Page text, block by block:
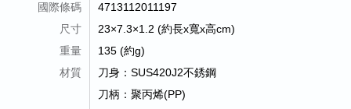
國際條碼
4713112011197
尺寸
23×7.3×1.2 (約長x寬x高cm)
重量
135 (約g)
材質
刀身：SUS420J2不銹鋼
刀柄：聚丙烯(PP)